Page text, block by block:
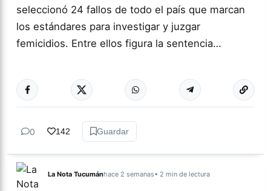
seleccionó 24 fallos de todo el país que marcan
los estándares para investigar y juzgar
femicidios. Entre ellos figura la sentencia…
GÉNERO Y
DIVERSIDAD
Más
0 142 Guardar
La Nota Tucumánhace 2 semanas• 2 min de lectura